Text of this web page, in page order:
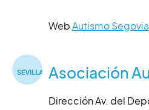
WebAutismo Segovia
Asociación
Dirección Av. del